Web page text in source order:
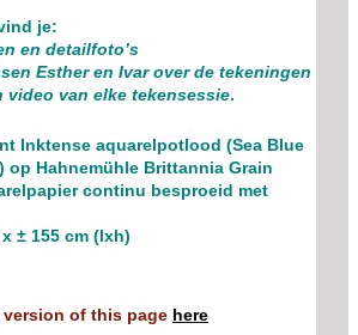
je:
en detailfoto’s
Esther en Ivar over de tekeningen
video van elke tekensessie.
Inktense aquarelpotlood (Sea Blue
op Hahnemühle Brittannia Grain
continu besproeid met
± 155 cm (lxh)
of this page here